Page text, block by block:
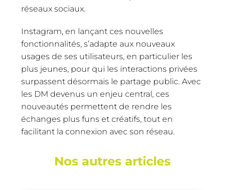
réseaux sociaux.
Instagram, en lançant ces nouvelles
fonctionnalités, s’adapte aux nouveaux
usages de ses utilisateurs, en particulier les
plus jeunes, pour qui les interactions privées
surpassent désormais le partage public. Avec
les DM devenus un enjeu central, ces
nouveautés permettent de rendre les
échanges plus funs et créatifs, tout en
facilitant la connexion avec son réseau.
Nos autres articles